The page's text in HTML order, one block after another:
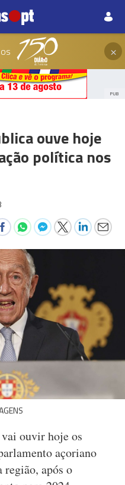
×
PUB
ouve hoje
política nos
ouvir hoje os
açoriano
região, após o